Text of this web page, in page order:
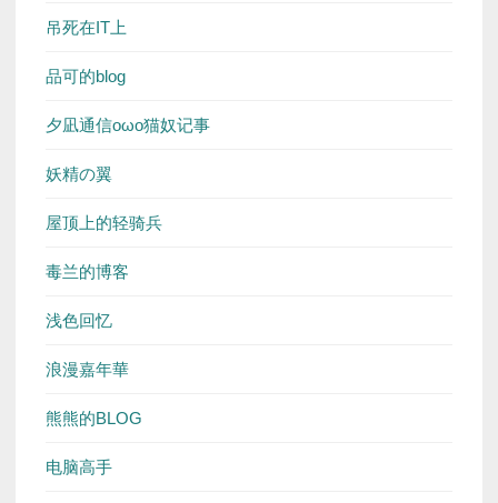
吊死在IT上
品可的blog
夕凪通信oωo猫奴记事
妖精の翼
屋顶上的轻骑兵
毒兰的博客
浅色回忆
浪漫嘉年華
熊熊的BLOG
电脑高手